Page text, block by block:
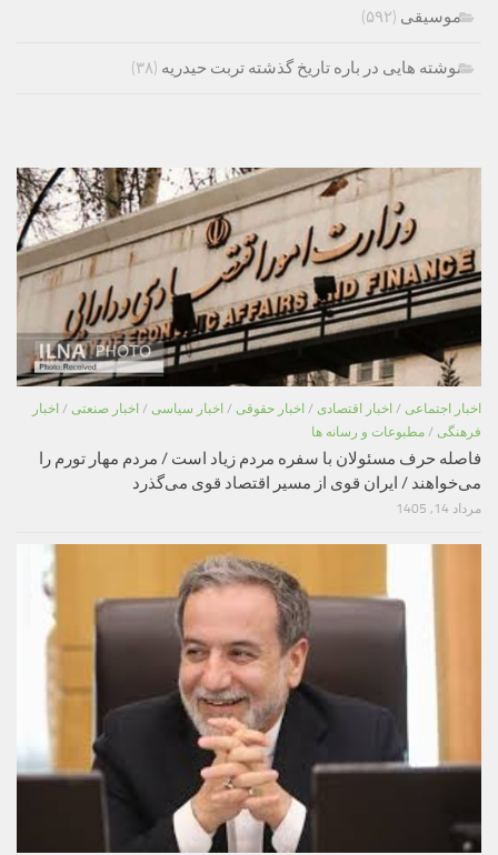
موسیقی (۵۹۲)
نوشته هایی در باره تاریخ گذشته تربت حیدریه (۳۸)
اخبار اجتماعی / اخبار اقتصادی / اخبار حقوقی / اخبار سیاسی / اخبار صنعتی / اخبار
فرهنگی / مطبوعات و رسانه ها
فاصله حرف مسئولان با سفره مردم زیاد است / مردم مهار تورم را
می‌خواهند / ایران قوی از مسیر اقتصاد قوی می‌گذرد
مرداد 14, 1405